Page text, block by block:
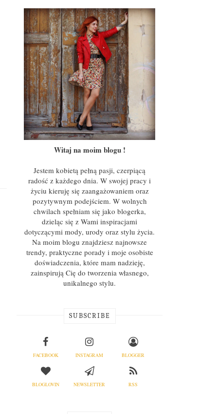
Witaj na moim blogu !
Jestem kobietą pełną pasji, czerpiącą
radość z każdego dnia. W swojej pracy i
życiu kieruję się zaangażowaniem oraz
pozytywnym podejściem. W wolnych
chwilach spełniam się jako blogerka,
dzieląc się z Wami inspiracjami
dotyczącymi mody, urody oraz stylu życia.
Na moim blogu znajdziesz najnowsze
trendy, praktyczne porady i moje osobiste
doświadczenia, które mam nadzieję,
zainspirują Cię do tworzenia własnego,
unikalnego stylu.
SUBSCRIBE
FACEBOOK INSTAGRAM BLOGGER
BLOGLOVIN NEWSLETTER RSS